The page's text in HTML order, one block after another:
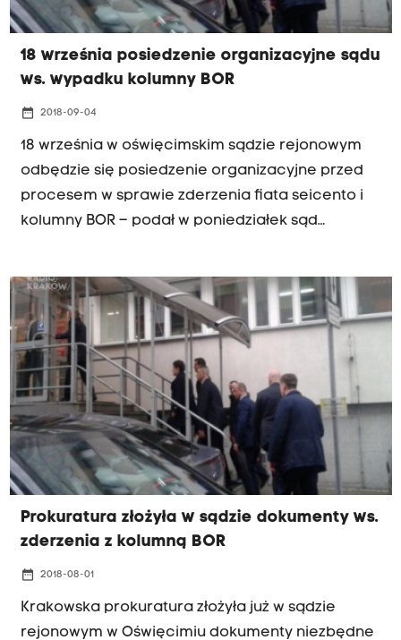
18 września posiedzenie organizacyjne sądu
ws. wypadku kolumny BOR
date_range 2018-09-04
18 września w oświęcimskim sądzie rejonowym
odbędzie się posiedzenie organizacyjne przed
procesem w sprawie zderzenia fiata seicento i
kolumny BOR – podał w poniedziałek sąd
wypadku doszło 10 lutego 2017 r. w Oświęcimiu.
Poszkodowana została w nim ówczesna premier
Beata Szydło. O nieumyślne spowodowanie
wypadku prokuratura oskarżyła 21-letniego
Sebastiana K., który prowadził fiata.
Prokuratura złożyła w sądzie dokumenty ws.
zderzenia z kolumną BOR
date_range 2018-08-01
Krakowska prokuratura złożyła już w sądzie
rejonowym w Oświęcimiu dokumenty niezbędne